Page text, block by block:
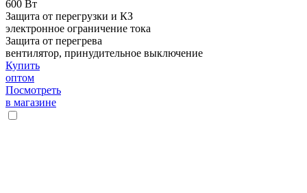
600 Вт
Защита от перегрузки и КЗ
электронное ограничение тока
Защита от перегрева
вентилятор, принудительное выключение
Купить
оптом
Посмотреть
в магазине